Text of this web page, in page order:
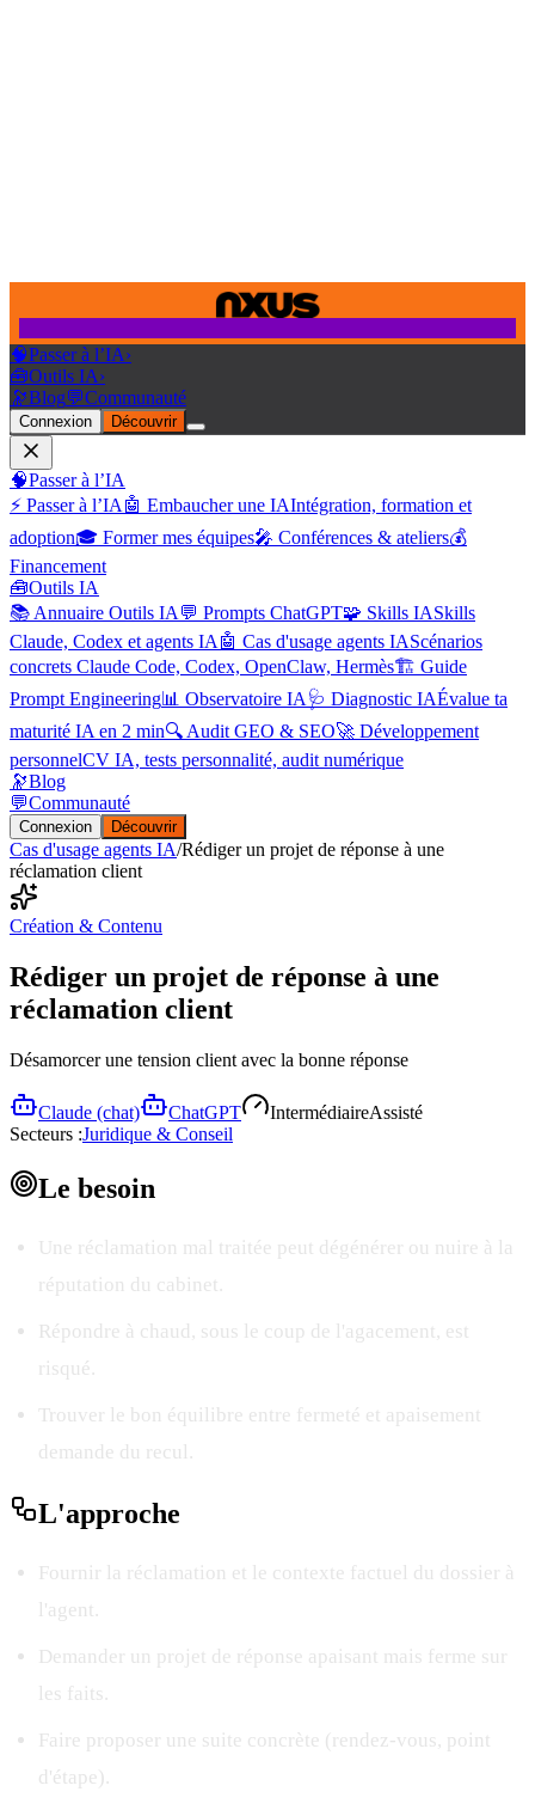
🧠Passer à l’IA›
🧰Outils IA›
🔭Blog💬Communauté
Connexion Découvrir
🧠Passer à l’IA
⚡ Passer à l’IA 🤖 Embaucher une IAIntégration, formation et
adoption🎓 Former mes équipes🎤 Conférences & ateliers💰
Financement
🧰Outils IA
📚 Annuaire Outils IA 💬 Prompts ChatGPT🧩 Skills IASkills
Claude, Codex et agents IA 🤖 Cas d'usage agents IAScénarios
concrets Claude Code, Codex, OpenClaw, Hermès🏗️ Guide
Prompt Engineering📊 Observatoire IA 🩺 Diagnostic IAÉvalue ta
maturité IA en 2 min🔍 Audit GEO & SEO🚀 Développement
personnelCV IA, tests personnalité, audit numérique
🔭Blog
💬Communauté
Connexion Découvrir
Cas d'usage agents IA/Rédiger un projet de réponse à une
réclamation client
Création & Contenu
Rédiger un projet de réponse à une
réclamation client
Désamorcer une tension client avec la bonne réponse
Claude (chat) ChatGPT IntermédiaireAssisté
Secteurs :Juridique & Conseil
Le besoin
Une réclamation mal traitée peut dégénérer ou nuire à la
réputation du cabinet.
Répondre à chaud, sous le coup de l'agacement, est
risqué.
Trouver le bon équilibre entre fermeté et apaisement
demande du recul.
L'approche
Fournir la réclamation et le contexte factuel du dossier à
l'agent.
Demander un projet de réponse apaisant mais ferme sur
les faits.
Faire proposer une suite concrète (rendez-vous, point
d'étape).